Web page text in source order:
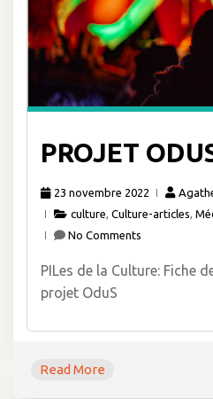
PROJET
23 novembre 2022
culture, Culture-articles,
No Comments
PILes de la Culture: Fiche
projet OduS
Read More